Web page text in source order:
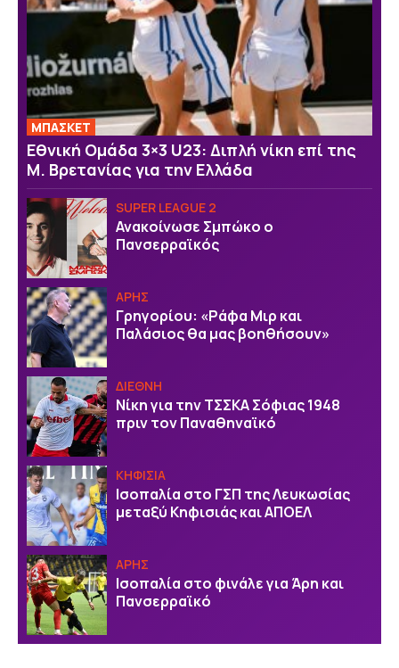
ΜΠΑΣΚΕΤ
Εθνική Ομάδα 3×3 U23: Διπλή νίκη επί της
Μ. Βρετανίας για την Ελλάδα
SUPER LEAGUE 2
Ανακοίνωσε Σμπώκο ο
Πανσερραϊκός
ΑΡΗΣ
Γρηγορίου: «Ράφα Μιρ και
Παλάσιος θα μας βοηθήσουν»
ΔΙΕΘΝΗ
Νίκη για την ΤΣΣΚΑ Σόφιας 1948
πριν τον Παναθηναϊκό
ΚΗΦΙΣΙΑ
Ισοπαλία στο ΓΣΠ της Λευκωσίας
μεταξύ Κηφισιάς και ΑΠΟΕΛ
ΑΡΗΣ
Ισοπαλία στο φινάλε για Άρη και
Πανσερραϊκό